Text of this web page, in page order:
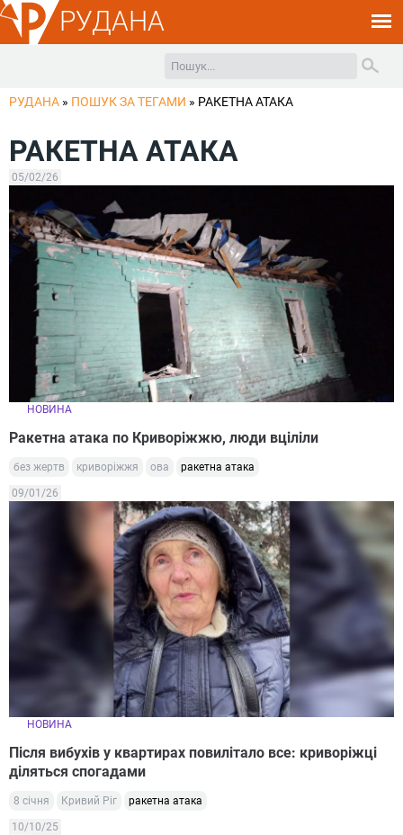
РУДАНА
РУДАНА » ПОШУК ЗА ТЕГАМИ » РАКЕТНА АТАКА
РАКЕТНА АТАКА
05/02/26
НОВИНА
Ракетна атака по Криворіжжю, люди вціліли
без жертв криворіжжя ова ракетна атака
09/01/26
НОВИНА
Після вибухів у квартирах повилітало все: криворіжці
діляться спогадами
8 січня Кривий Ріг ракетна атака
10/10/25